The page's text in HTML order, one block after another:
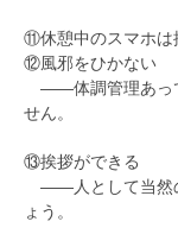
⑪休憩中のスマホは
⑫風邪をひかない
――体調管理あっ
せん。
⑬挨拶ができる
――人として当然
ょう。